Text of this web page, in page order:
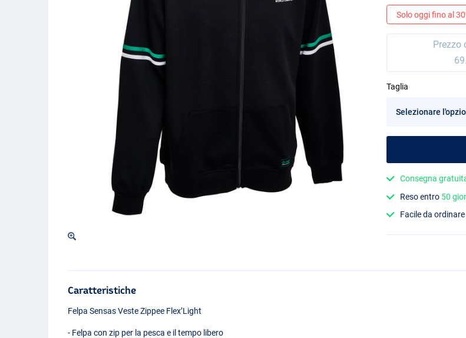
Solo oggi fino al
Prezzo
Taglia
Consegna
Reso entro 50
Facile da
Caratteristiche
Felpa Sensas Veste Zippee Flex’Light
- Felpa con zip per la pesca e il tempo libero